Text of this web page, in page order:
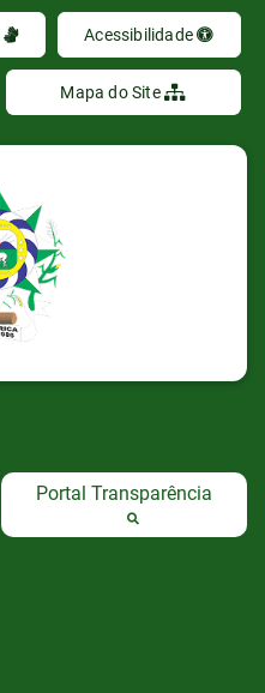
Acessibilidade
Mapa do Site
Portal Transparência